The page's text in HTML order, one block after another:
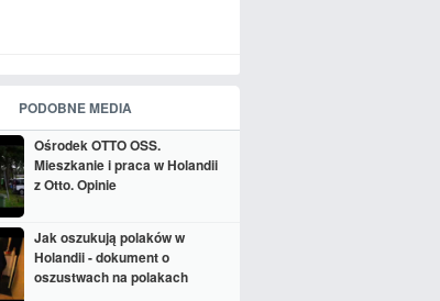
PODOBNE MEDIA
Ośrodek OTTO OSS.
Mieszkanie i praca w Holandii
z Otto. Opinie
Jak oszukują polaków w
Holandii - dokument o
oszustwach na polakach